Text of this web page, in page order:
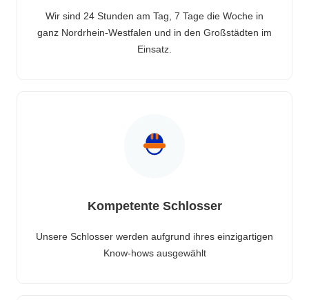
Wir sind 24 Stunden am Tag, 7 Tage die Woche in
ganz Nordrhein-Westfalen und in den Großstädten im
Einsatz.
Kompetente Schlosser
Unsere Schlosser werden aufgrund ihres einzigartigen
Know-hows ausgewählt